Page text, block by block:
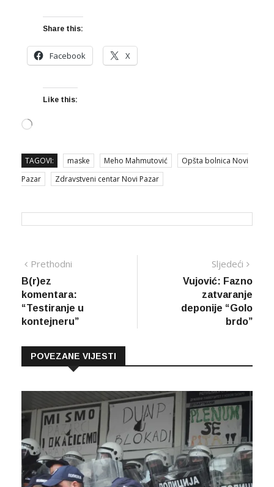
Share this:
Facebook X
Like this:
Loading…
TAGOVI: maske Meho Mahmutović
Opšta bolnica Novi
Pazar
Zdravstveni centar Novi Pazar
Navigacija
članaka
Prethodni
B(r)ez
komentara:
“Testiranje u
kontejneru”
Sljedeći
Vujović: Fazno
zatvaranje
deponije “Golo
brdo”
POVEZANE VIJESTI